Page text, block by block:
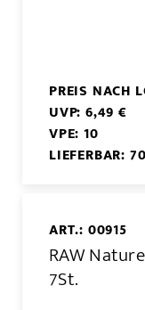
PREIS NACH
UVP: 6,49 €
VPE: 10
LIEFERBAR: 70
ART.: 00915
RAW
7St.